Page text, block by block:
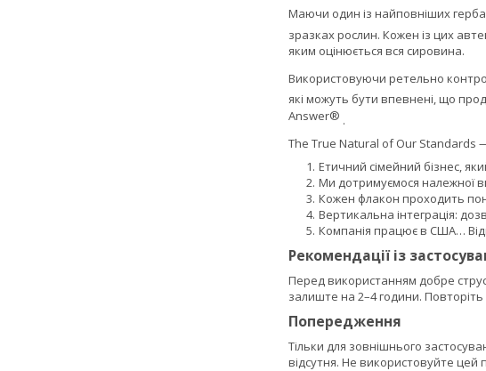
Маючи один із найповніших
зразках рослин. Кожен із цих
яким оцінюється вся сировина.
Використовуючи ретельно
які можуть бути впевнені, що
Answer® .
The True Natural of Our Standards
Етичний сімейний бізнес,
Ми дотримуємося належної
Кожен флакон проходить
Вертикальна інтеграція:
Компанія працює в США…
Рекомендації із
Перед використанням добре
залиште на 2–4 години.
Попередження
Тільки для зовнішнього
відсутня. Не використовуйте цей